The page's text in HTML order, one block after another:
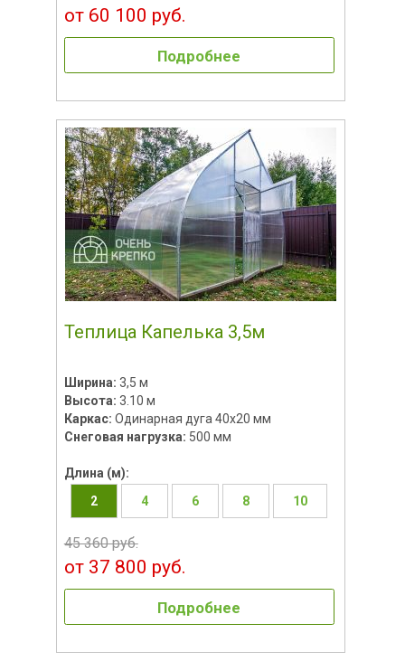
от 60 100 руб.
Подробнее
Теплица Капелька 3,5м
Ширина: 3,5 м
Высота: 3.10 м
Каркас: Одинарная дуга 40х20 мм
Снеговая нагрузка: 500 мм
Длина (м):
2
4 6 8 10
45 360 руб.
от 37 800 руб.
Подробнее